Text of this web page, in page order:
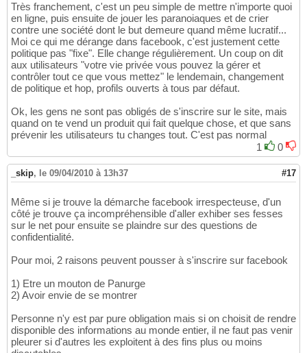
Très franchement, c'est un peu simple de mettre n'importe quoi
en ligne, puis ensuite de jouer les paranoiaques et de crier
contre une société dont le but demeure quand même lucratif...
Moi ce qui me dérange dans facebook, c'est justement cette
politique pas "fixe". Elle change régulièrement. Un coup on dit
aux utilisateurs "votre vie privée vous pouvez la gérer et
contrôler tout ce que vous mettez" le lendemain, changement
de politique et hop, profils ouverts à tous par défaut.
Ok, les gens ne sont pas obligés de s'inscrire sur le site, mais
quand on te vend un produit qui fait quelque chose, et que sans
prévenir les utilisateurs tu changes tout. C'est pas normal
1
0
_skip, le 09/04/2010 à 13h37 #17
Même si je trouve la démarche facebook irrespecteuse, d'un
côté je trouve ça incompréhensible d'aller exhiber ses fesses
sur le net pour ensuite se plaindre sur des questions de
confidentialité.
Pour moi, 2 raisons peuvent pousser à s'inscrire sur facebook
1) Etre un mouton de Panurge
2) Avoir envie de se montrer
Personne n'y est par pure obligation mais si on choisit de rendre
disponible des informations au monde entier, il ne faut pas venir
pleurer si d'autres les exploitent à des fins plus ou moins